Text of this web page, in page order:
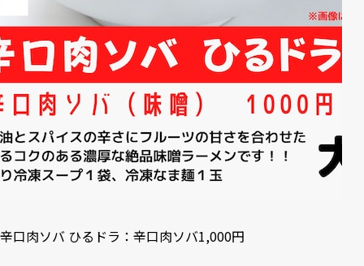
辛口肉ソバ ひるドラ：辛口肉ソバ1,000円